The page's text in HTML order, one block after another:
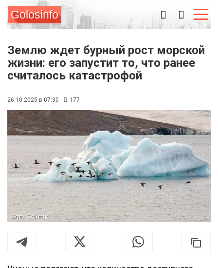
Golosinfo
Землю ждет бурный рост морской
жизни: его запустит то, что ранее
считалось катастрофой
26.10.2025 в 07:30 177
Фото: GoArctic